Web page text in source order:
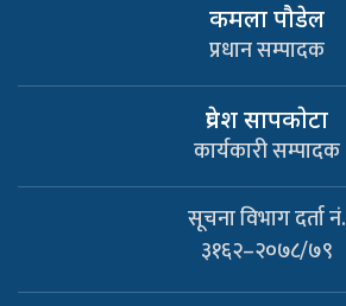
कमला पौडेल
प्रधान सम्पादक
प्रवेश सापकाेटा
कार्यकारी सम्पादक
सूचना विभाग दर्ता नं.
३१६२–२०७८/७९